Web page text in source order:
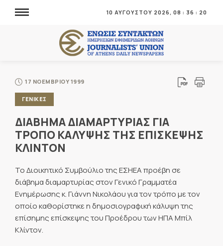
10 ΑΥΓΟΥΣΤΟΥ 2026, 08 : 36 : 20
17 ΝΟΕΜΒΡΙΟΥ 1999
ΓΕΝΙΚΕΣ
ΔΙΑΒΗΜΑ ΔΙΑΜΑΡΤΥΡΙΑΣ ΓΙΑ
ΤΡΟΠΟ ΚΑΛΥΨΗΣ ΤΗΣ ΕΠΙΣΚΕΨΗΣ
ΚΛΙΝΤΟΝ
Το Διοικητικό Συμβούλιο της ΕΣΗΕΑ προέβη σε
διάβημα διαμαρτυρίας στον Γενικό Γραμματέα
Ενημέρωσης κ. Γιάννη Νικολάου για τον τρόπο με τον
οποίο καθορίστηκε η δημοσιογραφική κάλυψη της
επίσημης επίσκεψης του Προέδρου των ΗΠΑ Μπίλ
Κλίντον.